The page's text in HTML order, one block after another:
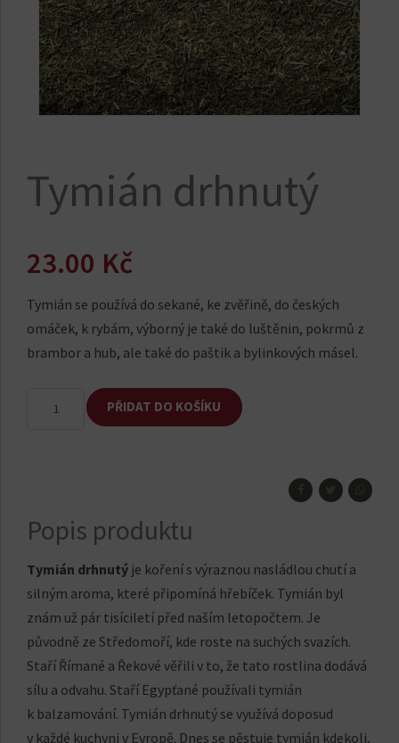
Tymián drhnutý
23.00 Kč
Tymián se používá do sekané, ke zvěřině, do českých
omáček, k rybám, výborný je také do luštěnin, pokrmů z
brambor a hub, ale také do paštik a bylinkových másel.
drhnutý
PŘIDAT DO KOŠÍKU
Popis produktu
Tymián drhnutý je koření s výraznou nasládlou chutí a
silným aroma, které připomíná hřebíček. Tymián byl
znám už pár tisíciletí před naším letopočtem. Je
původně ze Středomoří, kde roste na suchých svazích.
Staří Římané a Řekové věřili v to, že tato rostlina dodává
sílu a odvahu. Staří Egypťané používali tymián
k balzamování. Tymián drhnutý se využívá doposud
v každé kuchyni v Evropě. Dnes se pěstuje tymián kdekoli,